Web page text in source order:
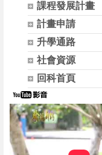
課程發展計畫
計畫申請
升學通路
社會資源
回科首頁